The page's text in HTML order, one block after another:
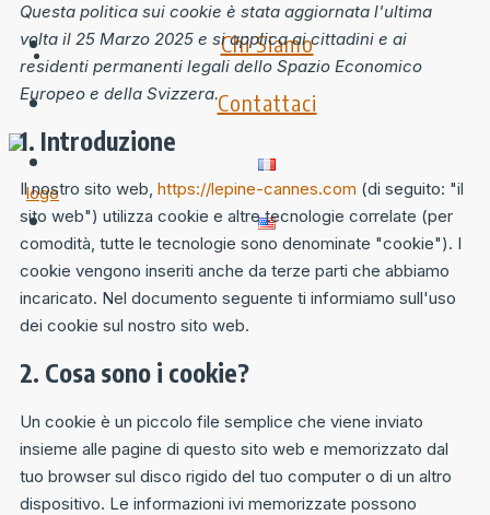
Chi Siamo
Contattaci
Questa politica sui cookie è stata aggiornata l'ultima
volta il 25 Marzo 2025 e si applica ai cittadini e ai
residenti permanenti legali dello Spazio Economico
Europeo e della Svizzera.
1. Introduzione
Il nostro sito web, https://lepine-cannes.com (di seguito: "il
sito web") utilizza cookie e altre tecnologie correlate (per
comodità, tutte le tecnologie sono denominate "cookie"). I
cookie vengono inseriti anche da terze parti che abbiamo
incaricato. Nel documento seguente ti informiamo sull'uso
dei cookie sul nostro sito web.
2. Cosa sono i cookie?
Un cookie è un piccolo file semplice che viene inviato
insieme alle pagine di questo sito web e memorizzato dal
tuo browser sul disco rigido del tuo computer o di un altro
dispositivo. Le informazioni ivi memorizzate possono